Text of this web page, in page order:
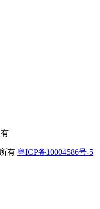
有 粤ICP备10004586号-5